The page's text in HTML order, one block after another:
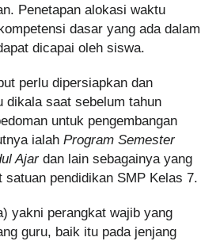
Penetapan alokasi waktu
dasar yang ada dalam
dicapai oleh siswa.
perlu dipersiapkan dan
dikala saat sebelum tahun
untuk pengembangan
ialah Program Semester
Ajardan lain sebagainya yang
satuan pendidikan SMP Kelas 7.
yakni perangkat wajib yang
guru, baik itu pada jenjang